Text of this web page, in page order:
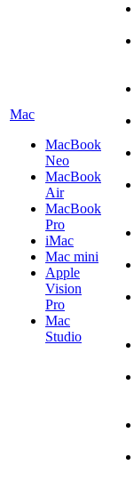
Mac
MacBook
Neo
MacBook
Air
MacBook
Pro
iMac
Mac mini
Apple
Vision
Pro
Mac
Studio